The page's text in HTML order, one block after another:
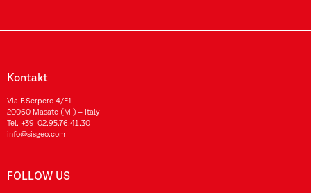
Kontakt
Via F.Serpero 4/F1
20060 Masate (MI) – Italy
Tel. +39-02.95.76.41.30
info@sisgeo.com
FOLLOW US